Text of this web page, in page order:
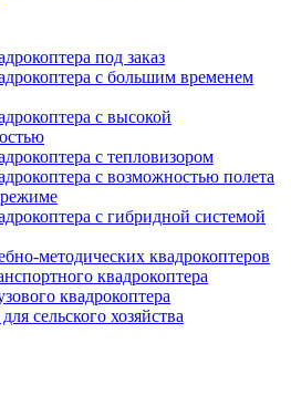
под заказ
с большим временем
с высокой
с тепловизором
с возможностью полета
с гибридной системой
методических квадрокоптеров
квадрокоптера
квадрокоптера
сельского хозяйства